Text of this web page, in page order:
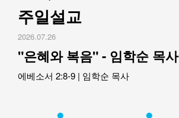
섬기는 이들
담임목사
교역자
사역자
장로
주일설교
2026.07.26
"은혜와 복음" - 임학순 목사
에베소서 2:8-9 | 임학순 목사